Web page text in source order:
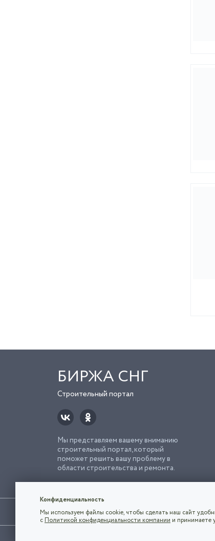
БИРЖА СНГ
Строительный портал
Мы представляем вашему вниманию
строительный портал, который
поможет решить вашу проблему в
области строительства и ремонта.
Использование сайта, в том числе подача объявлений,
владельца.
Конфиденциальность
Мы используем файлы cookie, чтобы сделать наш сайт
с Политикой конфиденциальности компании и принимаете